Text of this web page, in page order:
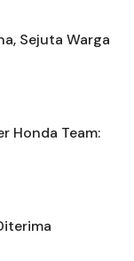
Sejuta Warga
Honda Team: